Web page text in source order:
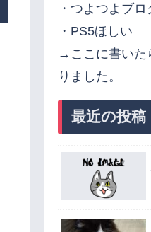
・つよつよブ
・PS5ほしい
→ここに書いた
りました。
最近の投稿